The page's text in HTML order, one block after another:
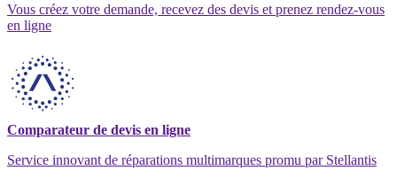
Vous créez votre demande, recevez des devis et prenez rendez-vous
en ligne
Comparateur de devis en ligne
Service innovant de réparations multimarques promu par Stellantis